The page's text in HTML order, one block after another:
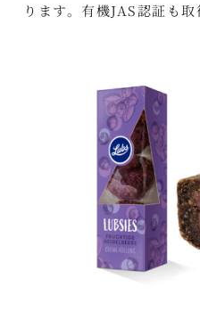
ります。有機JAS認証も取